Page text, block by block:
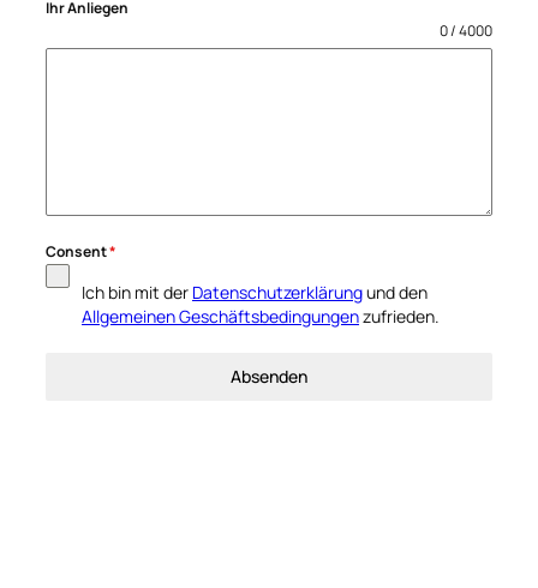
Ihr Anliegen
0 / 4000
Consent*
Ich bin mit der Datenschutzerklärungund den
Allgemeinen Geschäftsbedingungenzufrieden.
Absenden